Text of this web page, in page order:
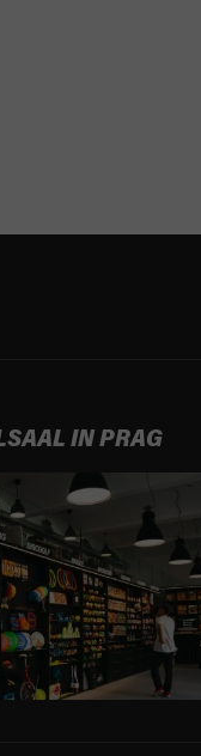
IN PRAG